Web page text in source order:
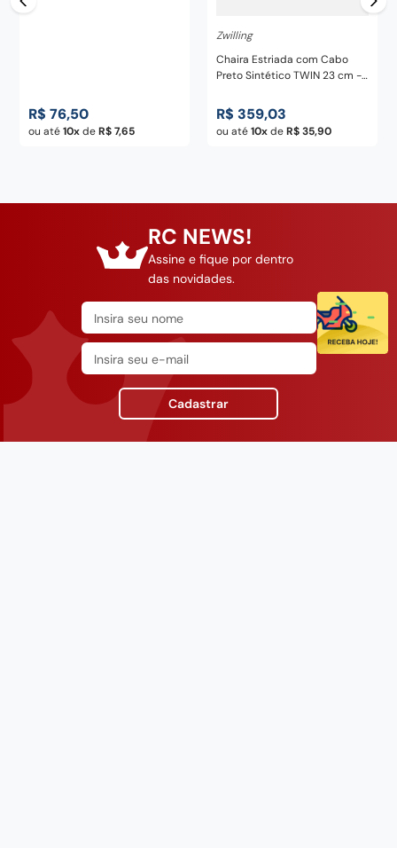
R$ 76,50
ou até10 deR$7,65
Zwilling
Chaira Estriada com Cabo
Preto Sintético TWIN 23 cm -
R$ 359,03
ou até10 deR$35,90
RC NEWS!
Assine e fique por dentro
das novidades.
Cadastrar